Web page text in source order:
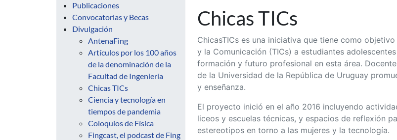
Publicaciones
Convocatorias y Becas
Divulgación
AntenaFing
Artículos por los 100 años
de la denominación de la
Facultad de Ingeniería
Chicas TICs
Ciencia y tecnología en
tiempos de pandemia
Coloquios de Física
Fingcast, el podcast de Fing
Chicas TICs
ChicasTICs es una iniciativa que tiene como
y la Comunicación (TICs) a estudiantes
formación y futuro profesional en esta área.
de la Universidad de la República de Uruguay
y enseñanza.
El proyecto inició en el año 2016 incluyendo
liceos y escuelas técnicas, y espacios de reflexión
estereotipos en torno a las mujeres y la tecnología.